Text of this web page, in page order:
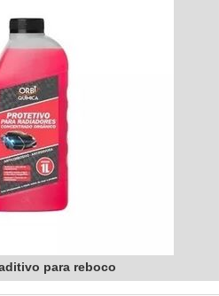
em oferecer soluções
a qualidade da água tratada
tenha a tranquilidade de saber que
troca ionica preço de confiança e
sem compromisso....
para reboco